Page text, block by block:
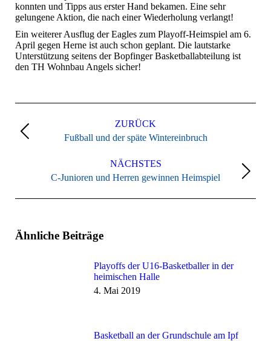
konnten und Tipps aus erster Hand bekamen. Eine sehr
gelungene Aktion, die nach einer Wiederholung verlangt!
Ein weiterer Ausflug der Eagles zum Playoff-Heimspiel am 6.
April gegen Herne ist auch schon geplant. Die lautstarke
Unterstützung seitens der Bopfinger Basketballabteilung ist
den TH Wohnbau Angels sicher!
ZURÜCK
Vorheriger
Fußball und der späte Wintereinbruch
NÄCHSTES
Nächster
Beitrag:
C-Junioren und Herren gewinnen Heimspiel
Ähnliche Beiträge
Playoffs der U16-Basketballer in der
heimischen Halle
4. Mai 2019
Basketball an der Grundschule am Ipf